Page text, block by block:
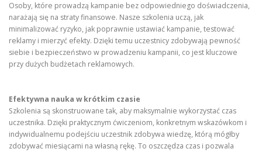
Osoby, które prowadzą kampanie bez odpowiedniego doświadczenia,
narażają się na straty finansowe. Nasze szkolenia uczą, jak
minimalizować ryzyko, jak poprawnie ustawiać kampanie, testować
reklamy i mierzyć efekty. Dzięki temu uczestnicy zdobywają pewność
siebie i bezpieczeństwo w prowadzeniu kampanii, co jest kluczowe
przy dużych budżetach reklamowych.
Efektywna nauka w krótkim czasie
Szkolenia są skonstruowane tak, aby maksymalnie wykorzystać czas
uczestnika. Dzięki praktycznym ćwiczeniom, konkretnym wskazówkom i
indywidualnemu podejściu uczestnik zdobywa wiedzę, którą mógłby
zdobywać miesiącami na własną rękę. To oszczędza czas i pozwala